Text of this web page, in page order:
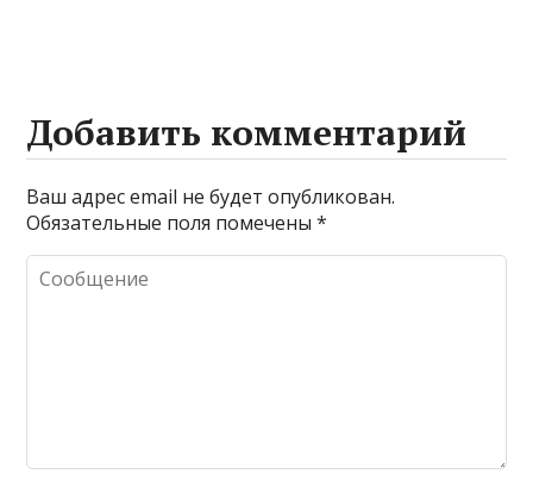
Добавить комментарий
Ваш адрес email не будет опубликован.
Обязательные поля помечены*